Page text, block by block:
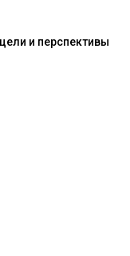
и перспективы